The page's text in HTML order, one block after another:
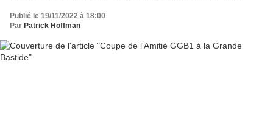
Publié le 19/11/2022 à 18:00
Par Patrick Hoffman